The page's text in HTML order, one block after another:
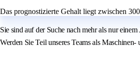
Das prognostizierte Gehalt liegt zwischen
Sie sind auf der Suche nach mehr als nur
Werden Sie Teil unseres Teams als